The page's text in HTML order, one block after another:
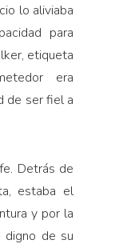
lo aliviaba
para
etiqueta
era
de ser fiel a
Detrás de
estaba el
y por la
digno de su